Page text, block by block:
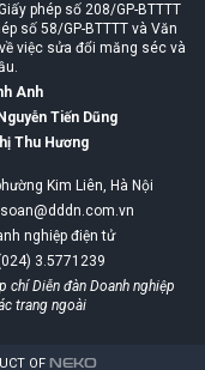
phép số 208/GP-BTTTT
số 58/GP-BTTTT và Văn
việc sửa đổi măng séc và
Anh
Tiến Dũng
Thu Hương
Kim Liên, Hà Nội
nghiệp điện tử
3.5771239
chí Diễn đàn Doanh nghiệp
trang ngoài
OF NEKO